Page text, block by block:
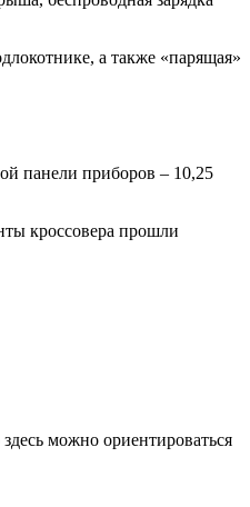
а также «парящая»
панели приборов – 10,25
кроссовера прошли
можно ориентироваться